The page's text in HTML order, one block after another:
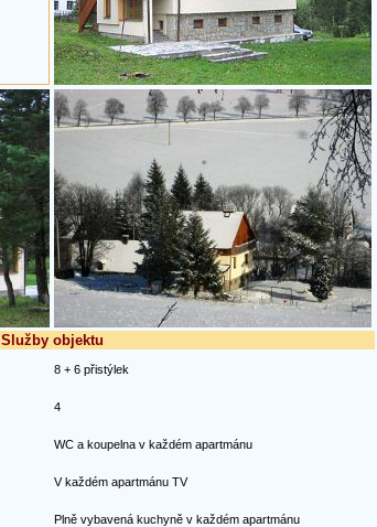
Služby objektu
8 + 6 přistýlek
4
WC a koupelna v každém apartmánu
V každém apartmánu TV
Plně vybavená kuchyně v každém apartmánu